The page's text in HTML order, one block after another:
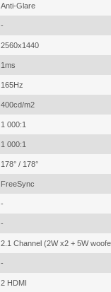
Anti-Glare
-
2560x1440
1ms
165Hz
400cd/m2
1 000:1
1 000:1
178° / 178°
FreeSync
-
-
2.1 Channel (2W x2 + 5W
-
2 HDMI